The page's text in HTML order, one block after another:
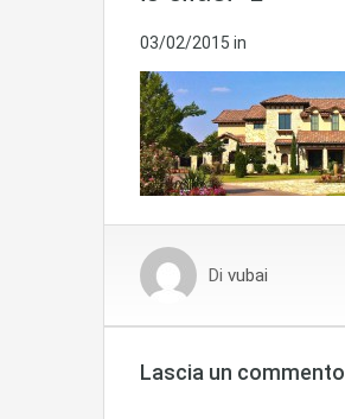
03/02/2015 in
Di vubai
Lascia un commento